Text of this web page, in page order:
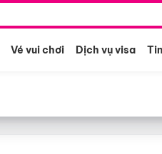
Vé vui chơi Dịch vụ visa